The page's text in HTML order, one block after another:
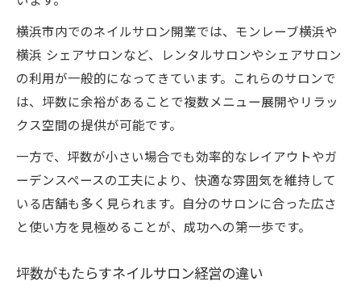
横浜市内でのネイルサロン開業では、モンレーブ横浜や
横浜 シェアサロンなど、レンタルサロンやシェアサロン
の利用が一般的になってきています。これらのサロンで
は、坪数に余裕があることで複数メニュー展開やリラッ
クス空間の提供が可能です。
一方で、坪数が小さい場合でも効率的なレイアウトやガ
ーデンスペースの工夫により、快適な雰囲気を維持して
いる店舗も多く見られます。自分のサロンに合った広さ
と使い方を見極めることが、成功への第一歩です。
坪数がもたらすネイルサロン経営の違い